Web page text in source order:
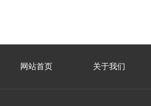
网站首页 关于我们